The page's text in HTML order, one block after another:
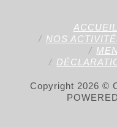
ACCUEIL
NOS
Copyright 2026 ©